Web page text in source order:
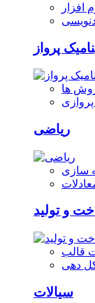
افزار
پرواز
ها
ریاضی
سازی
و تولید
قالب
دهی
سیالات